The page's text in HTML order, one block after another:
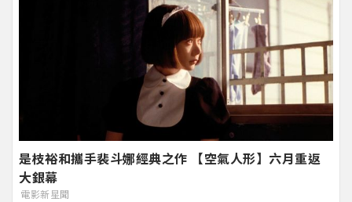
是枝裕和攜手裴斗娜經典之作 【空氣人形】六月重返
大銀幕
電影新星聞